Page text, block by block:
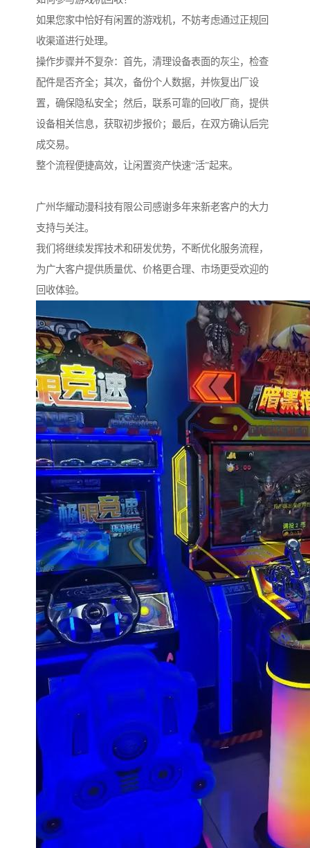
如果您家中恰好有闲置的游戏机，不妨考虑通过正规回
收渠道进行处理。
操作步骤并不复杂：首先，清理设备表面的灰尘，检查
配件是否齐全；其次，备份个人数据，并恢复出厂设
置，确保隐私安全；然后，联系可靠的回收厂商，提供
设备相关信息，获取初步报价；最后，在双方确认后完
成交易。
整个流程便捷高效，让闲置资产快速“活”起来。
广州华耀动漫科技有限公司感谢多年来新老客户的大力
支持与关注。
我们将继续发挥技术和研发优势，不断优化服务流程，
为广大客户提供质量优、价格更合理、市场更受欢迎的
回收体验。